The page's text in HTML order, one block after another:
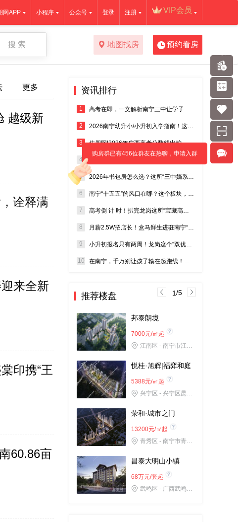
VIP会员
注册
登录
公众号
小程序
网APP
搜 索 地图找房 预约看房
更多
越级新
诠释满
来全新
印携“王
60.86亩
资讯排行
1 高考在即，一文解析南宁三中让学子稳赢的升学路径与核心优势！
2 2026南宁幼升小/小升初入学指南！这几个关键时间点千万别记错！
3 住朋网|2026年广西高考分数线出炉，南宁三中又成焦点！
4
5 2026年书包房怎么选？这所“三中嫡系”初中，才是你该盯的“王炸”？
6 南宁“十五五”的风口在哪？这个板块，刚好踩准城市价值的“爆发点”！
7 高考倒 计 时！扒完龙岗这所“宝藏高中”，家长们都坐不住了……
8 月薪2.5W招店长！盒马鲜生进驻南宁“实锤”？选址在哪？
9 小升初报名只有两周！龙岗这个“双优学府”盘，得盯紧了！
10 在南宁，千万别让孩子输在起跑线！五象三中旁现房，总价不高
推荐楼盘 1/5
邦泰朗境
7000元/㎡起
江南区 - 南宁市江南区白沙大道与南建路交汇处
悦桂·旭辉|福弈和庭
5388元/㎡起
兴宁区 - 兴宁区昆仑大道501号
荣和·城市之门
13200元/㎡起
青秀区 - 南宁市青秀区吉祥路20号（南宁东站南侧直线距离50m）
昌泰大明山小镇
68万元/套起
武鸣区 - 广西武鸣两江镇G210国道大明山小镇营销部
购房群已有456位群友在热聊，申请入群